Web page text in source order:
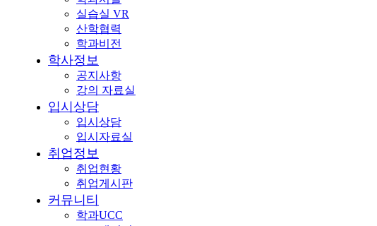
실습실 VR
산학협력
학과비전
학사정보
공지사항
강의 자료실
입시상담
입시상담
입시자료실
취업정보
취업현황
취업게시판
커뮤니티
학과UCC